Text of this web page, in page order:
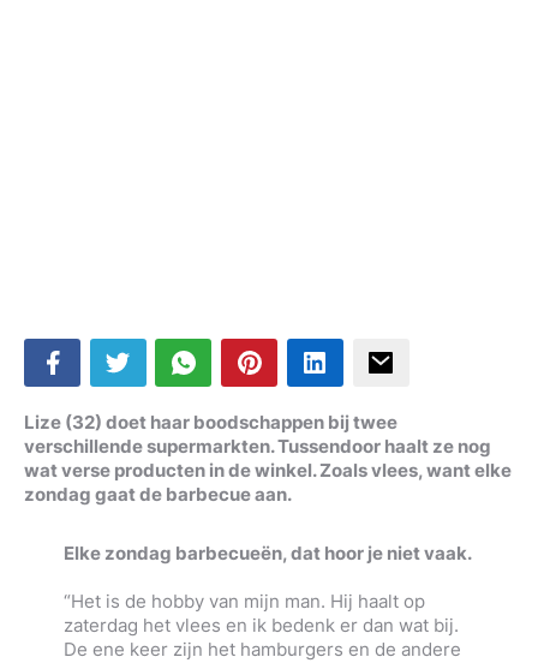
Lize (32) doet haar boodschappen bij twee
verschillende supermarkten. Tussendoor haalt ze nog
wat verse producten in de winkel. Zoals vlees, want elke
zondag gaat de barbecue aan.
Elke zondag barbecueën, dat hoor je niet vaak.
“Het is de hobby van mijn man. Hij haalt op
zaterdag het vlees en ik bedenk er dan wat bij.
De ene keer zijn het hamburgers en de andere